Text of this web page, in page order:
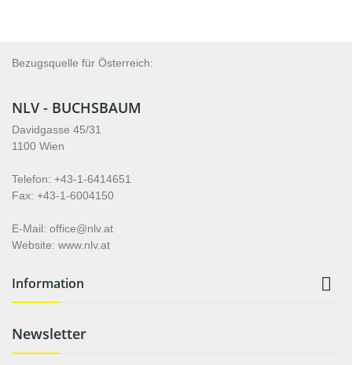
Bezugsquelle für Österreich:
NLV - BUCHSBAUM
Davidgasse 45/31
1100 Wien
Telefon: +43-1-6414651
Fax: +43-1-6004150
E-Mail: office@nlv.at
Website: www.nlv.at
Information 
Newsletter